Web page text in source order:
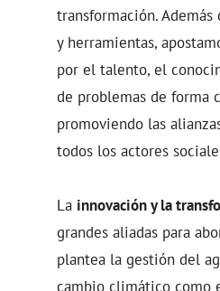
transformación.
y herramientas,
por el talento, el
de problemas de forma
promoviendo las
todos los actores
La innovación y la
grandes aliadas para
plantea la gestión del
cambio climático como